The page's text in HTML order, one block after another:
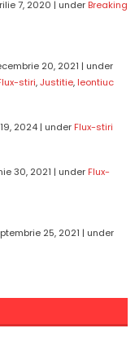
7, 2020 | under Breaking
20, 2021 | under
stiri,Justitie, leontiuc
2024| under Flux-stiri
30, 2021 | under Flux-
25, 2021 | under